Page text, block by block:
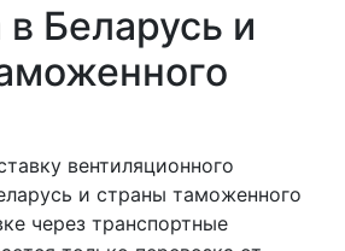
Беларусь и
вентиляционного
и страны таможенного
через транспортные